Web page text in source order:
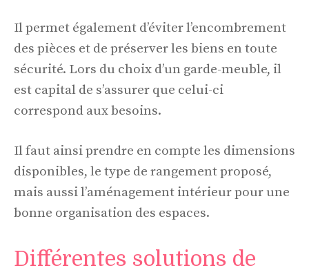
Il permet également d’éviter l’encombrement
des pièces et de préserver les biens en toute
sécurité. Lors du choix d’un garde-meuble, il
est capital de s’assurer que celui-ci
correspond aux besoins.
Il faut ainsi prendre en compte les dimensions
disponibles, le type de rangement proposé,
mais aussi l’aménagement intérieur pour une
bonne organisation des espaces.
Différentes solutions de